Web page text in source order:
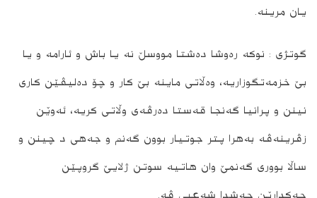
یان مرینه‌.
گوتژی : نوكه‌ ره‌وشا ده‌شتا مووسڵ نه‌ یا باش و ئارامه‌ و یا
بێ خزمه‌تگوزاریه‌‌، وه‌ڵاتی ماینه‌ بێ كار و چۆ ده‌لیڤێن كاری
نینن و پرانیا گه‌نجا قه‌ستا ده‌رڤه‌ی وڵاتی كریه‌، ئه‌وێن
زڤرینه‌ڤه‌ به‌هرا پتر جوتیار بوون گه‌نم و جه‌هی د چینن و
ساڵا بووری گه‌نمێ وان هاتیه‌ سوتن ژلایێ گروپێن